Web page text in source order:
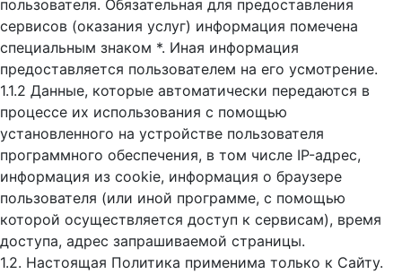
пользователя. Обязательная для предоставления
сервисов (оказания услуг) информация помечена
специальным знаком *. Иная информация
предоставляется пользователем на его усмотрение.
1.1.2 Данные, которые автоматически передаются в
процессе их использования с помощью
установленного на устройстве пользователя
программного обеспечения, в том числе IP-адрес,
информация из cookie, информация о браузере
пользователя (или иной программе, с помощью
которой осуществляется доступ к cервисам), время
доступа, адрес запрашиваемой страницы.
1.2. Настоящая Политика применима только к Сайту.